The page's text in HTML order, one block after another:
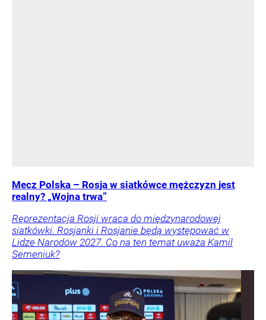
Mecz Polska – Rosja w siatkówce mężczyzn jest
realny? „Wojna trwa”
Reprezentacja Rosji wraca do międzynarodowej
siatkówki. Rosjanki i Rosjanie będą występować w
Lidze Narodów 2027. Co na ten temat uważa Kamil
Semeniuk?